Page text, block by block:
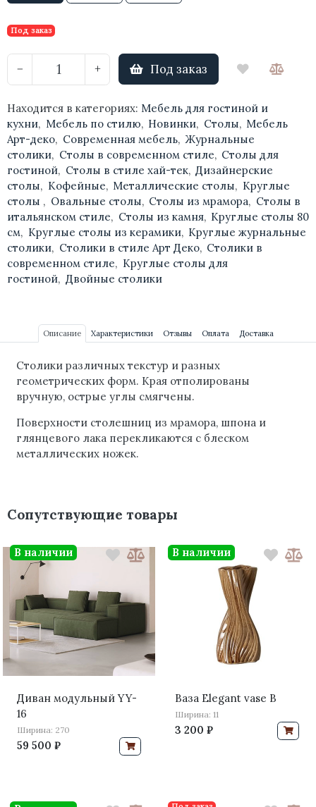
Под заказ
− + Под заказ
Находится в категориях: Мебель для гостиной и
кухни, Мебель по стилю, Новинки, Столы, Мебель
Арт-деко, Современная мебель, Журнальные
столики, Столы в современном стиле, Столы для
гостиной, Столы в стиле хай-тек, Дизайнерские
столы, Кофейные, Металлические столы, Круглые
столы , Овальные столы, Столы из мрамора, Столы в
итальянском стиле, Столы из камня, Круглые столы 80
см, Круглые столы из керамики, Круглые журнальные
столики, Столики в стиле Арт Деко, Столики в
современном стиле, Круглые столы для
гостиной, Двойные столики
Описание Характеристики Отзывы Оплата Доставка
Столики различных текстур и разных
геометрических форм. Края отполированы
вручную, острые углы смягчены.
Поверхности столешниц из мрамора, шпона и
глянцевого лака перекликаются с блеском
металлических ножек.
Сопутствующие товары
Диван модульный YY-
16
Ширина: 270
59 500 ₽
В наличии
Ваза Elegant vase B
Ширина: 11
3 200 ₽
В наличии